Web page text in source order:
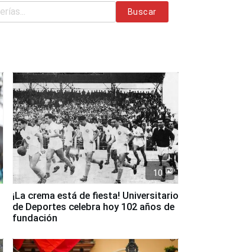
Buscar
10
¡La crema está de fiesta! Universitario
de Deportes celebra hoy 102 años de
fundación